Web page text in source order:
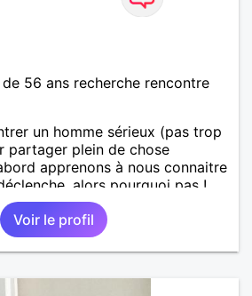
56 ans recherche rencontre
un homme sérieux (pas trop
partager plein de chose
apprenons à nous connaitre
alors pourquoi pas !
Voir le profil